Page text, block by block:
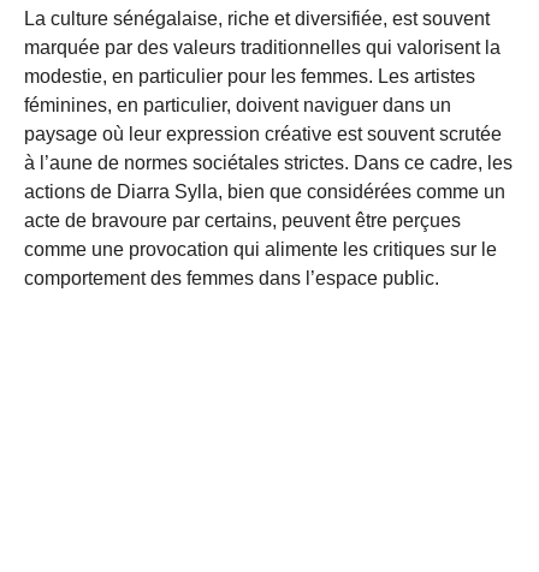
La culture sénégalaise, riche et diversifiée, est souvent
marquée par des valeurs traditionnelles qui valorisent la
modestie, en particulier pour les femmes. Les artistes
féminines, en particulier, doivent naviguer dans un
paysage où leur expression créative est souvent scrutée
à l’aune de normes sociétales strictes. Dans ce cadre, les
actions de Diarra Sylla, bien que considérées comme un
acte de bravoure par certains, peuvent être perçues
comme une provocation qui alimente les critiques sur le
comportement des femmes dans l’espace public.